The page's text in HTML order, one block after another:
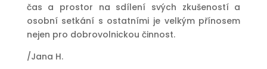
čas a prostor na sdílení svých zkušeností a
osobní setkání s ostatními je velkým přínosem
nejen pro dobrovolnickou činnost.
/Jana H.